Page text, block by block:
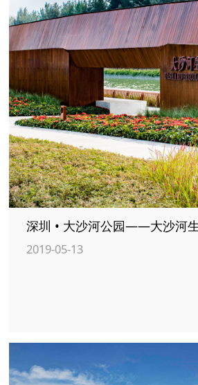
深圳 • 大沙河公园——大沙河
2019-05-13